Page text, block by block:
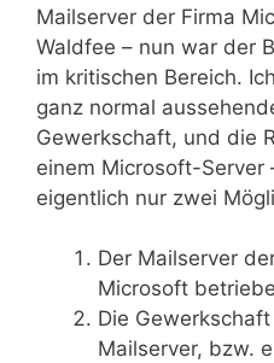
Mailserver der Firma
Waldfee – nun war der
im kritischen Bereich.
ganz normal
Gewerkschaft, und die
einem Microsoft-Server
eigentlich nur zwei
Der Mailserver
Microsoft
Die
Mailserver, bzw.